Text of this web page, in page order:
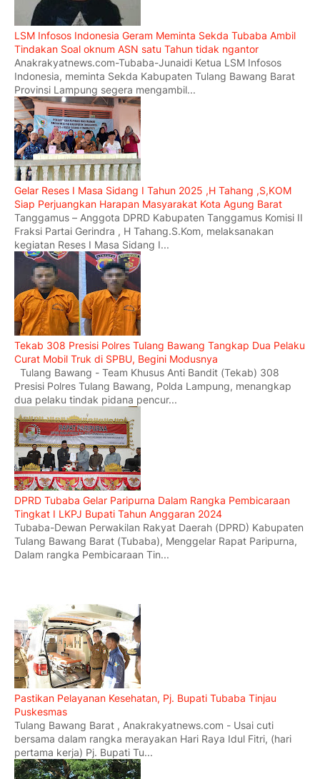
LSM Infosos Indonesia Geram Meminta Sekda Tubaba Ambil
Tindakan Soal oknum ASN satu Tahun tidak ngantor
Anakrakyatnews.com-Tubaba-Junaidi Ketua LSM Infosos
Indonesia, meminta Sekda Kabupaten Tulang Bawang Barat
Provinsi Lampung segera mengambil...
Gelar Reses I Masa Sidang I Tahun 2025 ,H Tahang ,S,KOM
Siap Perjuangkan Harapan Masyarakat Kota Agung Barat
Tanggamus – Anggota DPRD Kabupaten Tanggamus Komisi II
Fraksi Partai Gerindra , H Tahang.S.Kom, melaksanakan
kegiatan Reses I Masa Sidang I...
Tekab 308 Presisi Polres Tulang Bawang Tangkap Dua Pelaku
Curat Mobil Truk di SPBU, Begini Modusnya
Tulang Bawang - Team Khusus Anti Bandit (Tekab) 308
Presisi Polres Tulang Bawang, Polda Lampung, menangkap
dua pelaku tindak pidana pencur...
DPRD Tubaba Gelar Paripurna Dalam Rangka Pembicaraan
Tingkat I LKPJ Bupati Tahun Anggaran 2024
Tubaba-Dewan Perwakilan Rakyat Daerah (DPRD) Kabupaten
Tulang Bawang Barat (Tubaba), Menggelar Rapat Paripurna,
Dalam rangka Pembicaraan Tin...
Pastikan Pelayanan Kesehatan, Pj. Bupati Tubaba Tinjau
Puskesmas
Tulang Bawang Barat , Anakrakyatnews.com - Usai cuti
bersama dalam rangka merayakan Hari Raya Idul Fitri, (hari
pertama kerja) Pj. Bupati Tu...